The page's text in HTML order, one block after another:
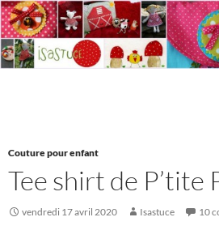
Aller
au
contenu
Couture pour enfant
Tee shirt de P’tite
vendredi 17 avril 2020 Isastuce 10